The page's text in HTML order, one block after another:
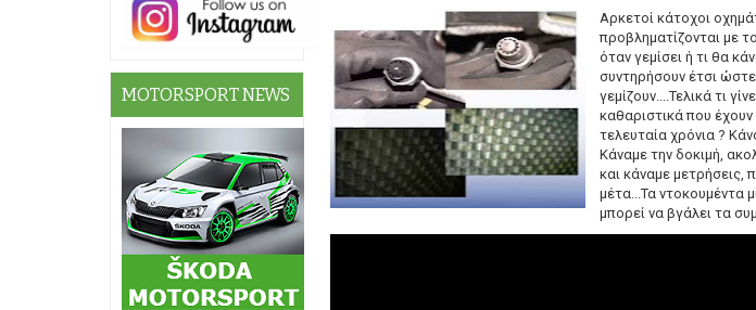
Αρκετοί κάτοχοι
προβληματίζονται με
όταν γεμίσει ή τι θα
συντηρήσουν έτσι
γεμίζουν....Τελικά τι
καθαριστικά που
τελευταία χρόνια ?
Κάναμε την δοκιμή,
και κάναμε μετρήσεις,
μέτα...Τα ντοκουμέντα
μπορεί να βγάλει τα
MOTORSPORT NEWS